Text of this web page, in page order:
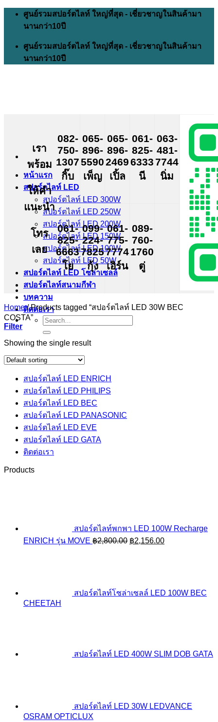
Skip
content
ศูนย์รวมสปอร์ตไลท์ ใหญ่ที่สุด - เชี่ยวชาญในสินค้ามา
นานกว่า10ปี
ศูนย์รวมสปอร์ตไลท์ ใหญ่ที่สุด - เชี่ยวชาญในสินค้ามา
นานกว่า10ปี
หน้าแรก
สปอร์ตไลท์ LED
สปอร์ตไลท์ LED 300W
สปอร์ตไลท์ LED 250W
สปอร์ตไลท์ LED 200W
สปอร์ตไลท์ LED 150W
สปอร์ตไลท์ LED 100W
สปอร์ตไลท์ LED 50W
สปอร์ตไลท์ LED โซล่าเซลล์
สปอร์ตไลท์สนามกีฬา
บทความ
ติดต่อเรา
Search
for:
เรา
พร้อม
ให้คำ
แนะนำ
โทร
เลย
082-
750-
1307
กิ๊บ
065-
896-
5590
เพ็ญ
065-
896-
2469
เปิ้ล
061-
825-
6333
นี
063-
481-
7744
นิ่ม
061-
825-
6663
โย
099-
224-
7825
กุ้ง
061-
775-
7774
เอิร์น
089-
760-
1760
ตู่
Home /Products tagged “สปอร์ตไลท์ LED 30W BEC
COSTA”
Filter
Showing the single result
สปอร์ตไลท์ LED ENRICH
สปอร์ตไลท์ LED PHILIPS
สปอร์ตไลท์ LED BEC
สปอร์ตไลท์ LED PANASONIC
สปอร์ตไลท์ LED EVE
สปอร์ตไลท์ LED GATA
ติดต่อเรา
Products
สปอร์ตไลท์พกพา LED 100W Recharge
ENRICH รุ่น MOVE ฿2,800.00 Original
price
฿2,156.00Current
price
สปอร์ตไลท์โซล่าเซลล์ LED 100W BEC
CHEETAH
สปอร์ตไลท์ LED 400W SLIM DOB GATA
สปอร์ตไลท์ LED 30W LEDVANCE
OSRAM OPTICLUX